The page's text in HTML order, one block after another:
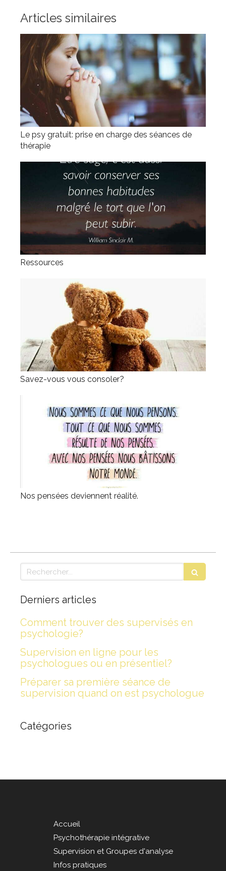
Articles similaires
Le psy gratuit: prise en charge des séances de
thérapie
Ressources
Savez-vous vous consoler?
Nos pensées deviennent réalité.
Rechercher
Derniers articles
Comment trouver des supervisés en
psychologie?
Supervision en ligne pour les
psychologues ou en présentiel?
Préparer sa première séance de
supervision quand on est psychologue
Catégories
Accueil
Psychothérapie intégrative
Supervision et Groupes d'analyse
Infos pratiques